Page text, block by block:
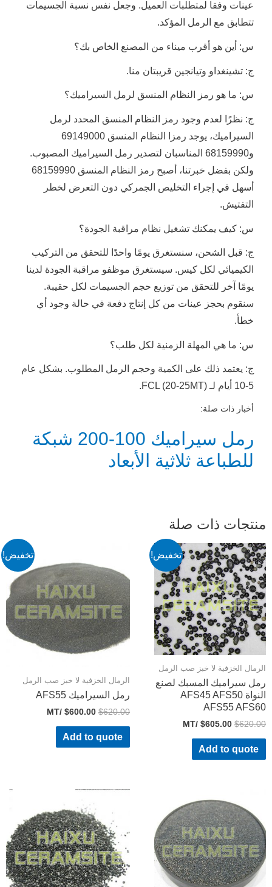
عينات وفقا لمتطلبات العميل. وجعل نفس نسبة الجسيمات
تتطابق مع الرمل المؤكد.
س: أين هو أقرب ميناء من المصنع الخاص بك؟
ج: تشينغداو وتيانجين قريبتان منا.
س: ما هو رمز النظام المنسق لرمل السيراميك؟
ج: نظرًا لعدم وجود رمز النظام المنسق المحدد لرمل
السيراميك، يوجد رمزا النظام المنسق 69149000
و68159990 المناسبان لتصدير رمل السيراميك المصبوب.
ولكن بفضل خبرتنا، أصبح رمز النظام المنسق 68159990
أسهل في إجراء التخليص الجمركي دون التعرض لخطر
التفتيش.
س: كيف يمكنك تشغيل نظام مراقبة الجودة؟
ج: قبل الشحن، سنستغرق يومًا واحدًا للتحقق من التركيب
الكيميائي لكل كيس. سيستغرق موظفو مراقبة الجودة لدينا
يومًا آخر للتحقق من توزيع حجم الجسيمات لكل حقيبة.
سنقوم بحجز عينات من كل إنتاج دفعة في حالة وجود أي
خطأ.
س: ما هي المهلة الزمنية لكل طلب؟
ج: يعتمد ذلك على الكمية وحجم الرمل المطلوب. بشكل عام
أخبار ذات صلة:
رمل سيراميك 100-200 شبكة
للطباعة ثلاثية الأبعاد
ذات صلة
تخفيض!
الخزفية لا خبز صب الرمل
سيراميك المسبك لصنع
النواة AFS45 AFS50
AFS55
$
$605.00
/MT
Add to quote
تخفيض!
الرمال الخزفية لا خبز صب الرمل
رمل السيراميك AFS55
$620.00
$600.00
/MT
Add to quote